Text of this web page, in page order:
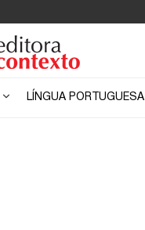
LÍNGUA PORTUGUESA